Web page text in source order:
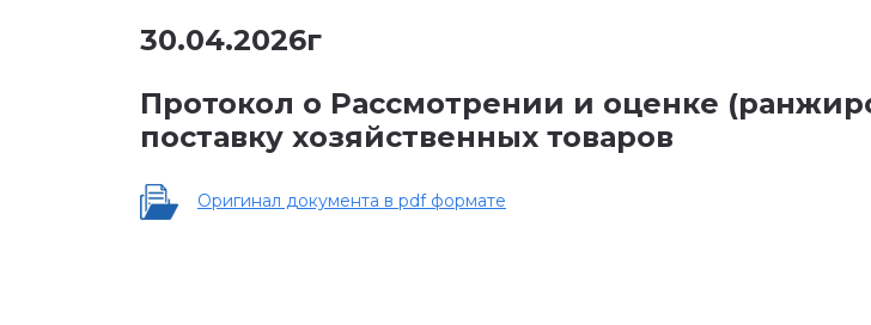
30.04.2026г
Протокол о Рассмотрении и оценке
поставку хозяйственных товаров
Оригинал документа в pdf формате